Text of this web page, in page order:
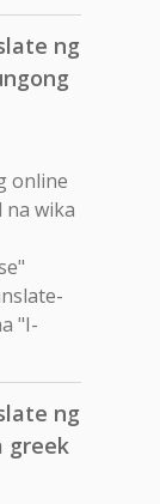
ng
online
wika
"I-
ng
greek